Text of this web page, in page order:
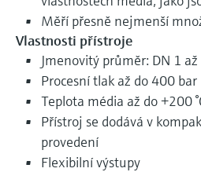
Měří přesně nejmenší
Vlastnosti přístroje
Jmenovitý průměr: DN 1
Procesní tlak až do 400 bar
Teplota média až do +200
Přístroj se dodává v
provedení
Flexibilní výstupy